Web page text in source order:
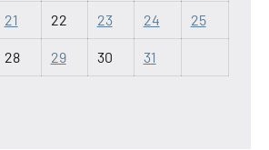
21 22 23 24 25
28 29 30 31